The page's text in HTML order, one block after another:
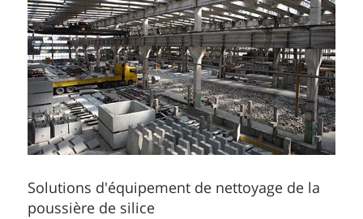
Solutions d'équipement de nettoyage de la
poussière de silice